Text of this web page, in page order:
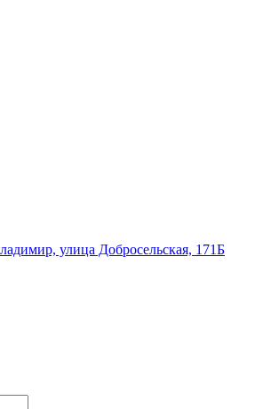
улица Добросельская, 171Б